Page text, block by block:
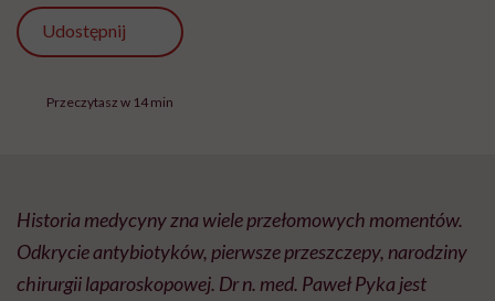
Udostępnij
Przeczytasz w 14 min
Historia medycyny zna wiele przełomowych momentów.
Odkrycie antybiotyków, pierwsze przeszczepy, narodziny
chirurgii laparoskopowej. Dr n. med. Paweł Pyka jest